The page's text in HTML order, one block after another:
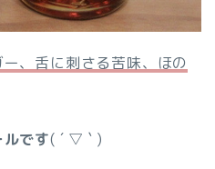
、舌に刺さる苦味、ほの
です( ´ ▽ ` )